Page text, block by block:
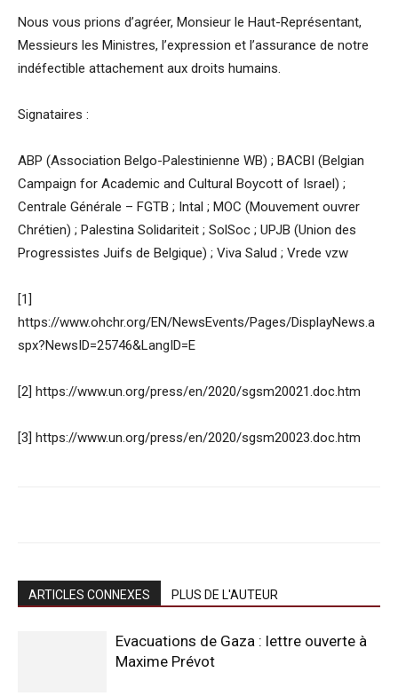
Nous vous prions d’agréer, Monsieur le Haut-Représentant,
Messieurs les Ministres, l’expression et l’assurance de notre
indéfectible attachement aux droits humains.
Signataires :
ABP (Association Belgo-Palestinienne WB) ; BACBI (Belgian
Campaign for Academic and Cultural Boycott of Israel) ;
Centrale Générale – FGTB ; Intal ; MOC (Mouvement ouvrer
Chrétien) ; Palestina Solidariteit ; SolSoc ; UPJB (Union des
Progressistes Juifs de Belgique) ; Viva Salud ; Vrede vzw
[1]
https://www.ohchr.org/EN/NewsEvents/Pages/DisplayNews.a
spx?NewsID=25746&LangID=E
[2] https://www.un.org/press/en/2020/sgsm20021.doc.htm
[3] https://www.un.org/press/en/2020/sgsm20023.doc.htm
ARTICLES CONNEXES PLUS DE L'AUTEUR
Evacuations de Gaza : lettre ouverte à
Maxime Prévot